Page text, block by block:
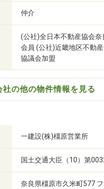
1緑地（目安）（約2180m・
れあい広場（約2035m・徒
日で結果が出ます。提携金融
可能性もＵＰ！
のマイホーム実現を全力で
資料請求』『お電話』随
仲介
(公社)全日本不動産協会奈
会員 (公社)近畿地区不動産
協議会加盟
社の他の物件情報を見る
一建設(株)橿原営業所
国土交通大臣（10）第
奈良県橿原市久米町577